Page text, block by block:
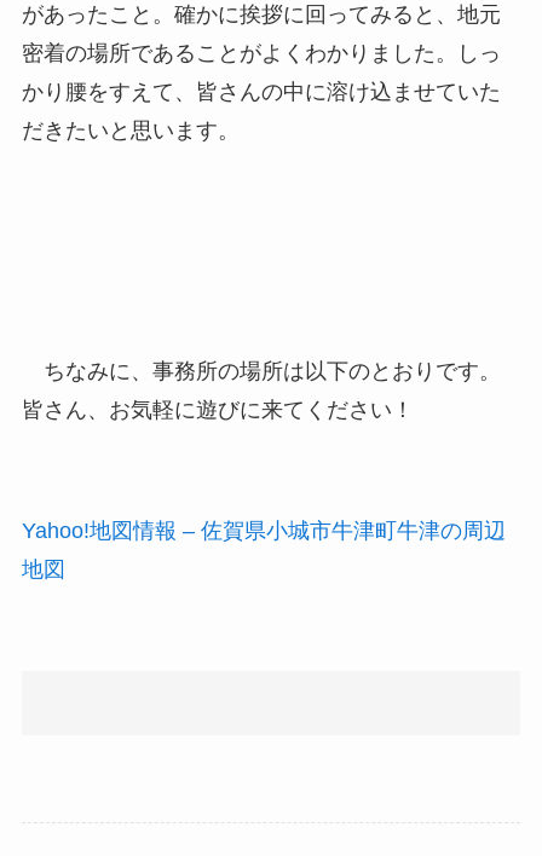
があったこと。確かに挨拶に回ってみると、地元
密着の場所であることがよくわかりました。しっ
かり腰をすえて、皆さんの中に溶け込ませていた
だきたいと思います。
ちなみに、事務所の場所は以下のとおりです。
皆さん、お気軽に遊びに来てください！
Yahoo!地図情報 – 佐賀県小城市牛津町牛津の周辺
地図